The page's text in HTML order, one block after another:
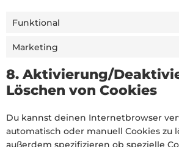
Funktional
Marketing
8. Aktivierung/
Löschen von Cookies
Du kannst deinen Internetbrowser
automatisch oder manuell Cookies zu
außerdem spezifizieren ob spezielle